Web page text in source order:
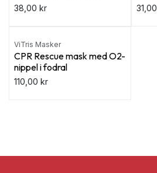
38,00 kr 31,00
ViTris Masker
CPR Rescue mask med O2-
nippel i fodral
110,00 kr